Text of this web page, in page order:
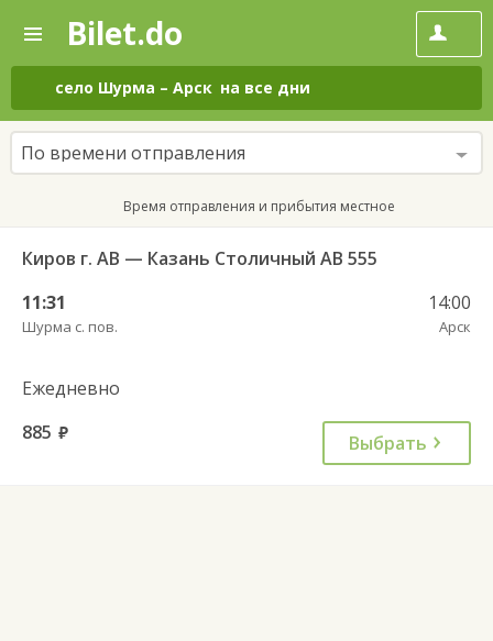
—
Поиск
и
покупка
билетов
на
автобус
онлайн
Bilet.do
село Шурма – Арск на все дни
По времени отправления
Время отправления и прибытия местное
Киров г. АВ — Казань Столичный АВ 555
11:31
Шурма с. пов.
14:00
Арск
Ежедневно
885 руб. Выбрать